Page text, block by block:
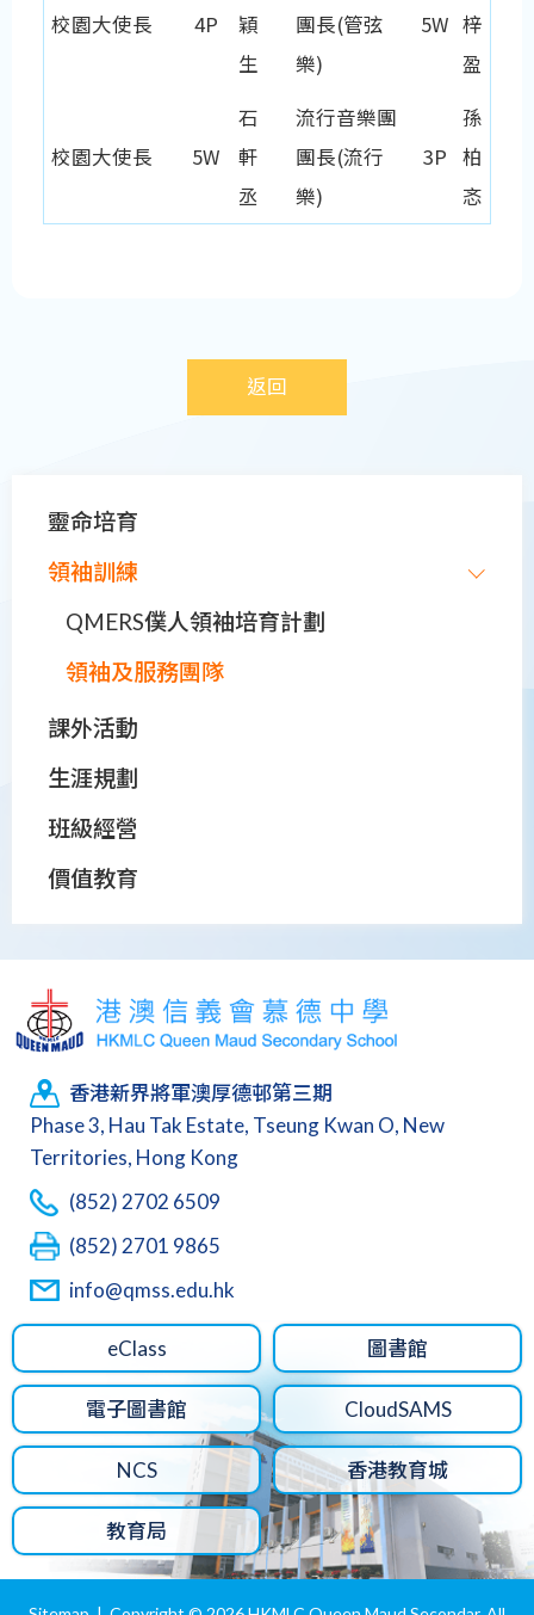
校園大使長 4P
穎
生
團長(管弦
樂)
5W 梓
盈
校園大使長 5W
石
軒
丞
流行音樂團
團長(流行
樂)
3P
孫
柏
忞
返回
Main
navigation
靈命培育
領袖訓練
QMERS僕人領袖培育計劃
領袖及服務團隊
課外活動
生涯規劃
班級經營
價值教育
香港新界將軍澳厚德邨第三期
Phase 3, Hau Tak Estate, Tseung Kwan O, New
Territories, Hong Kong
(852) 2702 6509
(852) 2701 9865
info@qmss.edu.hk
eClass 圖書館
電子圖書館 CloudSAMS
NCS 香港教育城
教育局